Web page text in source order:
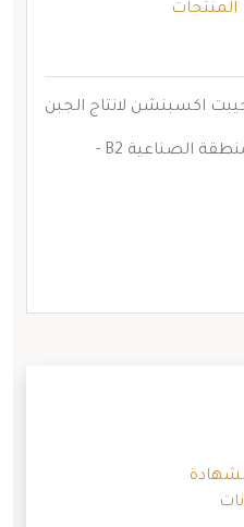
المنتجات
اكسبنشن لانتاج الجبن
القطعة 23 جي - المنطقة الصناعية B2 -